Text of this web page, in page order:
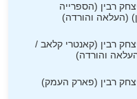
רבין (הספרייה
(העלאה והורדה)
רבין (קאנטרי קלאב /
והורדה)
רבין (פארק העמק)